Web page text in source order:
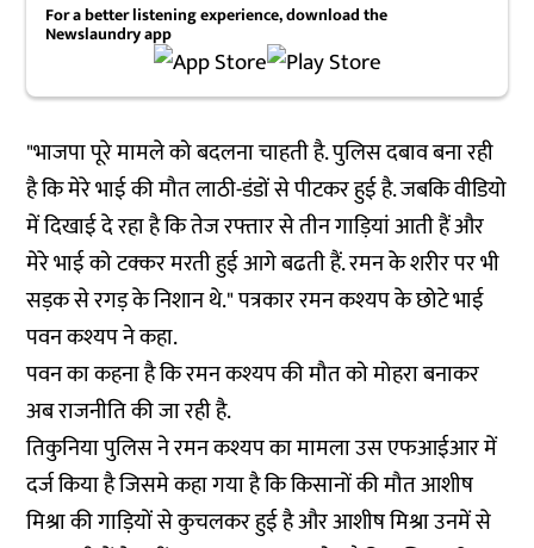
For a better listening experience, download the
Newslaundry app
"भाजपा पूरे मामले को बदलना चाहती है. पुलिस दबाव बना रही
है कि मेरे भाई की मौत लाठी-डंडों से पीटकर हुई है. जबकि वीडियो
में दिखाई दे रहा है कि तेज रफ्तार से तीन गाड़ियां आती हैं और
मेरे भाई को टक्कर मरती हुई आगे बढती हैं. रमन के शरीर पर भी
सड़क से रगड़ के निशान थे." पत्रकार रमन कश्यप के छोटे भाई
पवन कश्यप ने कहा.
पवन का कहना है कि रमन कश्यप की मौत को मोहरा बनाकर
अब राजनीति की जा रही है.
तिकुनिया पुलिस ने रमन कश्यप का मामला उस एफआईआर में
दर्ज किया है जिसमे कहा गया है कि किसानों की मौत आशीष
मिश्रा की गाड़ियों से कुचलकर हुई है और आशीष मिश्रा उनमें से